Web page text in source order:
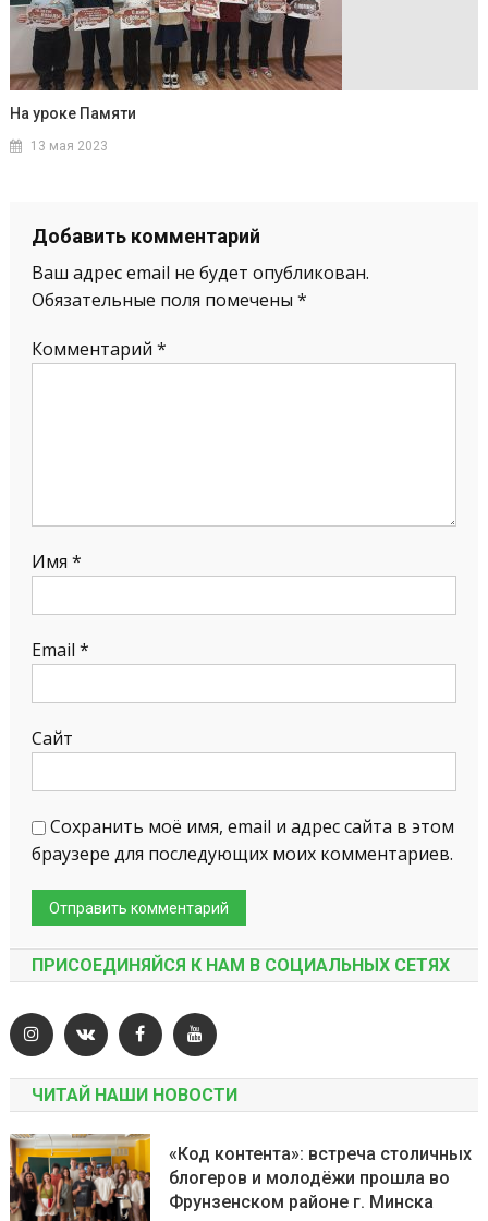
На уроке Памяти
13 мая 2023
Добавить комментарий
Ваш адрес email не будет опубликован.
Обязательные поля помечены *
Комментарий *
Имя *
Email *
Сайт
Сохранить моё имя, email и адрес сайта в этом
браузере для последующих моих комментариев.
ПРИСОЕДИНЯЙСЯ К НАМ В СОЦИАЛЬНЫХ СЕТЯХ
ЧИТАЙ НАШИ НОВОСТИ
«Код контента»: встреча столичных
блогеров и молодёжи прошла во
Фрунзенском районе г. Минска